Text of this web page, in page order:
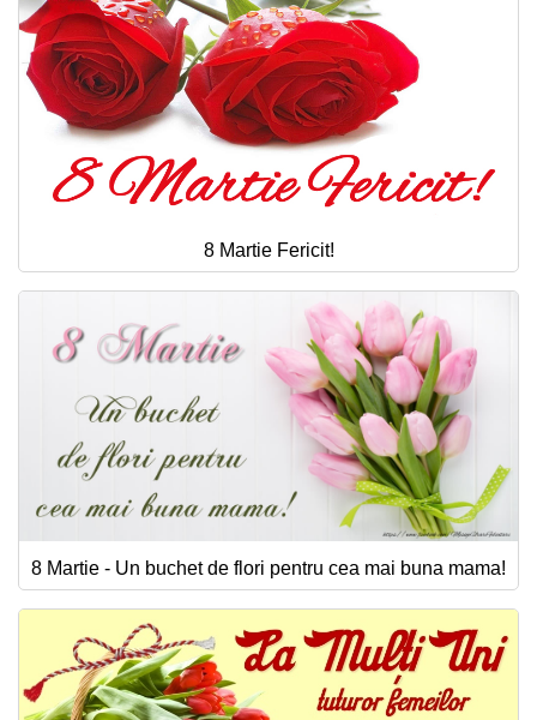
8 Martie Fericit!
8 Martie - Un buchet de flori pentru cea mai buna mama!